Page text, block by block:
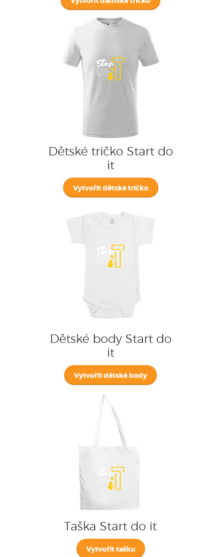
Dětské tričko Start do
it
Vytvořit dětské tričko
Dětské body Start do
it
Vytvořit dětské body
Taška Start do it
Vytvořit tašku